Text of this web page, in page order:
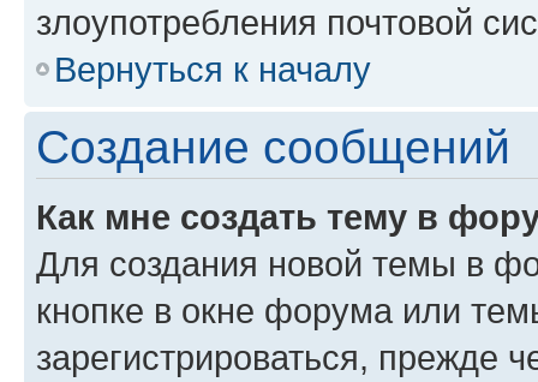
злоупотребления почтовой
Вернуться к началу
Создание сообщений
Как мне создать тему в
Для создания новой темы в
кнопке в окне форума или
зарегистрироваться, прежде